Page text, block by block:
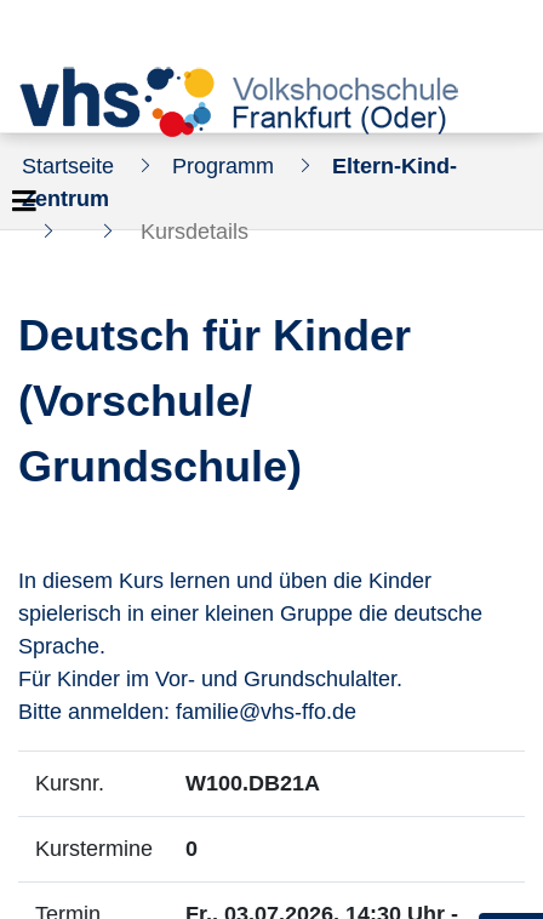
Startseite Programm
Eltern-Kind-
Zentrum
Kursdetails
Deutsch für Kinder
(Vorschule/
Grundschule)
In diesem Kurs lernen und üben die Kinder
spielerisch in einer kleinen Gruppe die deutsche
Sprache.
Für Kinder im Vor- und Grundschulalter.
Bitte anmelden: familie@vhs-ffo.de
Kursnr. W100.DB21A
Kurstermine 0
Termin
Fr., 03.07.2026, 14:30 Uhr -